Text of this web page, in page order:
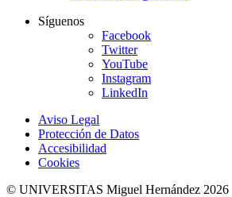
Síguenos
Facebook
Twitter
YouTube
Instagram
LinkedIn
Aviso Legal
Protección de Datos
Accesibilidad
Cookies
© UNIVERSITAS Miguel Hernández 2026